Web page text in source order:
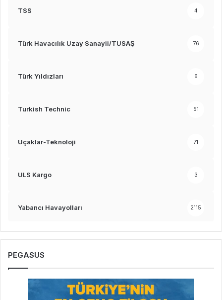
TSS 4
Türk Havacılık Uzay Sanayii/TUSAŞ 76
Türk Yıldızları 6
Turkish Technic 51
Uçaklar-Teknoloji 71
ULS Kargo 3
Yabancı Havayolları 2115
PEGASUS